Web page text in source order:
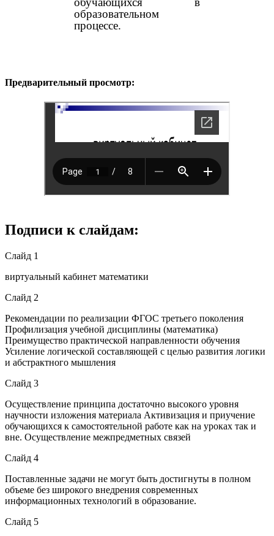
образовательном
процессе.
Предварительный просмотр:
Подписи к слайдам:
Слайд 1
виртуальный кабинет математики
Слайд 2
Рекомендации по реализации ФГОС третьего поколения
Профилизация учебной дисциплины (математика)
Преимущество практической направленности обучения
Усиление логической составляющей с целью развития логики
и абстрактного мышления
Слайд 3
Осуществление принципа достаточно высокого уровня
научности изложения материала Активизация и приучение
обучающихся к самостоятельной работе как на уроках так и
вне. Осуществление межпредметных связей
Слайд 4
Поставленные задачи не могут быть достигнуты в полном
объеме без широкого внедрения современных
информационных технологий в образование.
Слайд 5